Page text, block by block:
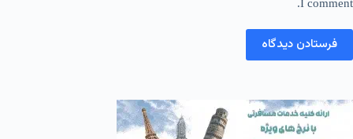
I comment.
فرستادن دیدگاه